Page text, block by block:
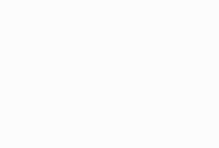
Venha conhecer o…